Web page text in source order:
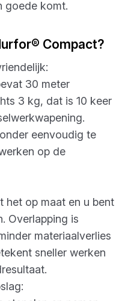
goede komt.
Compact?
30 meter
3 kg, dat is 10 keer
eenvoudig te
op de
het op maat en u bent
Overlapping is
materiaalverlies
sneller werken